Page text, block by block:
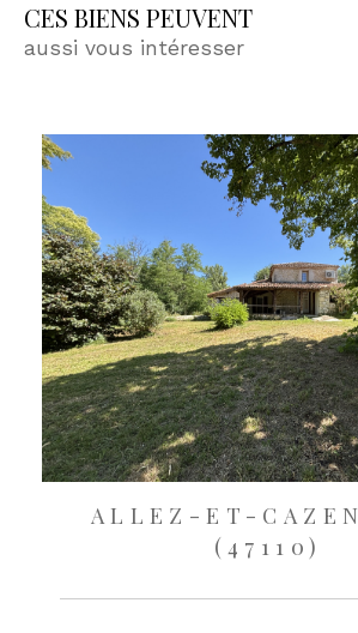
CES BIENS PEUVENT
aussi vous intéresser
ALLEZ-ET-
(47110)